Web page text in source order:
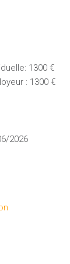
composante)
1300 €
: 1300 €
2026